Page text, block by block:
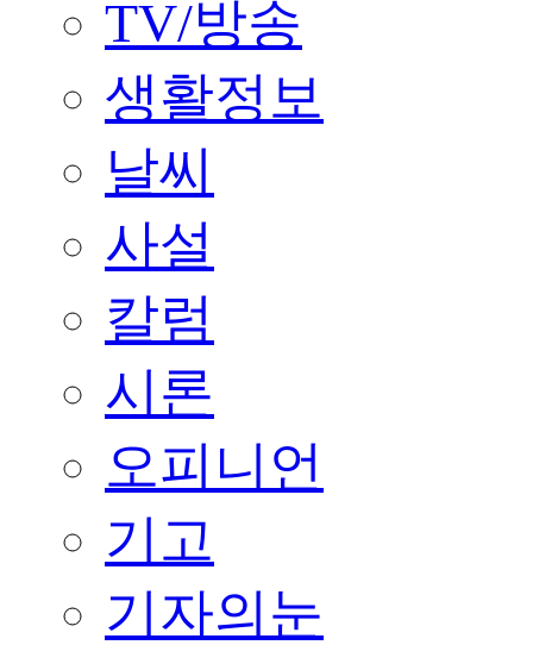
TV/방송
생활정보
날씨
사설
칼럼
시론
오피니언
기고
기자의눈